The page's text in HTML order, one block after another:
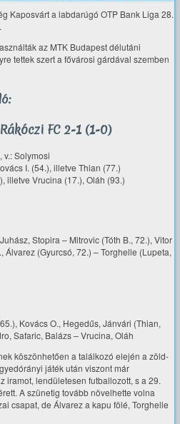
Kaposvárt a labdarúgó OTP Bank Liga 28.
az MTK Budapest délutáni
tettek szert a fővárosi gárdával szemben
FC 2-1 (1-0)
v.: Solymosi
I. (54.), illetve Thian (77.)
illetve Vrucina (17.), Oláh (93.)
Stopira – Mitrovic (Tóth B., 72.), Vitor
Álvarez (Gyurcsó, 72.) – Torghelle (Lupeta,
Kovács O., Hegedűs, Jánvári (Thian,
Safaric, Balázs – Vrucina, Oláh
köszönhetően a találkozó elején a zöld-
játék után viszont már
iramot, lendületesen futballozott, s a 29.
A szünetig tovább növelhette volna
csapat, de Álvarez a kapu fölé, Torghelle